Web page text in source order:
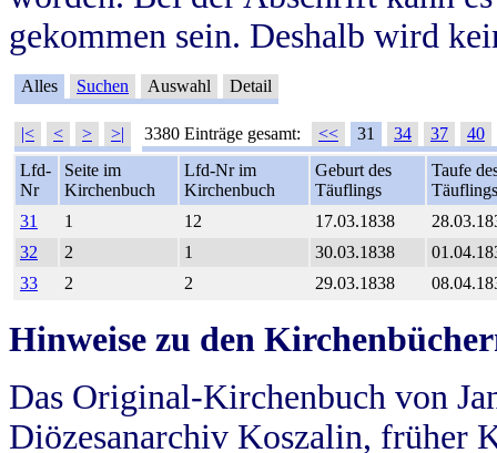
gekommen sein. Deshalb wird
Alles Suchen Auswahl Detail
|< < > >| 3380 Einträge gesamt: << 31 34 37
40
Lfd-
Nr
Seite im
Kirchenbuch
Lfd-Nr im
Kirchenbuch
Geburt des
Täuflings
Taufe
Täuflings
31
1 12 17.03.1838
32
2 1 30.03.1838
33
2 2 29.03.1838
Hinweise zu den
Das Original-Kirchenbuch von
Diözesanarchiv Koszalin, früher